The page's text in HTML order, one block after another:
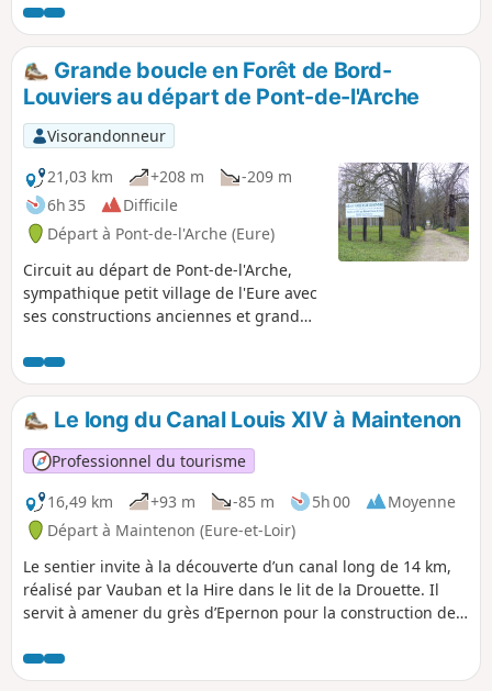
endroits. Vous serez certainement étonnés de la diversité
des paysages que vous traverserez au cours d'un périple
qui vous fera passer par des villes ou villages étapes
typiquement percherons et chargés d’histoire.
Grande boucle en Forêt de Bord-
Louviers au départ de Pont-de-l'Arche
Visorandonneur
21,03 km
+208 m
-209 m
6h 35
Difficile
Départ à Pont-de-l'Arche (Eure)
Circuit au départ de Pont-de-l'Arche,
sympathique petit village de l'Eure avec
ses constructions anciennes et grand
Louviers.
Le long du Canal Louis XIV à Maintenon
Professionnel du tourisme
16,49 km
+93 m -85 m 5h 00
Moyenne
Départ à Maintenon (Eure-et-Loir)
Le sentier invite à la découverte d’un canal long de 14 km,
réalisé par Vauban et la Hire dans le lit de la Drouette. Il
servit à amener du grès d’Epernon pour la construction de